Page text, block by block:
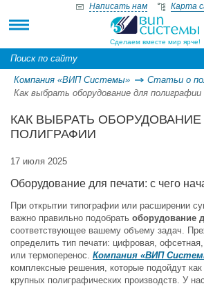
Сделаем вместе мир ярче!
Написать нам Карта
Компания «ВИП Системы»
Статьи о
Как выбрать оборудование для полиграфии
КАК ВЫБРАТЬ ОБОРУДОВАНИЕ
ПОЛИГРАФИИ
17 июля 2025
Оборудование для печати: с чего
При открытии типографии или расширении
важно правильно подобрать оборудование
соответствующее вашему объему задач.
определить тип печати: цифровая,
или термоперенос. Компания «ВИП
комплексные решения, которые подойдут
крупных полиграфических производств. У